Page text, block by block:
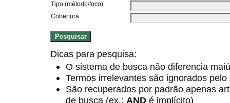
Tipo (método/foco)
Cobertura
Dicas para pesquisa:
O sistema de busca não diferencia
Termos irrelevantes são ignorados
São recuperados por padrão apenas
de busca (ex.: AND é implícito)